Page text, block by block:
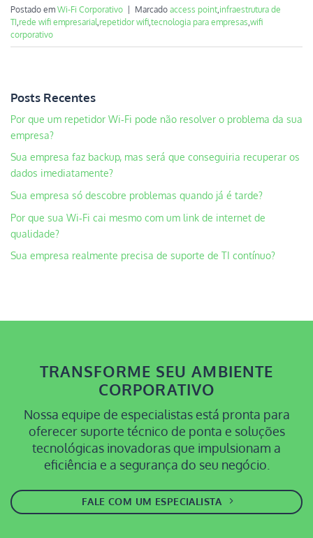
Postado em Wi‑Fi Corporativo Marcado access point,infraestrutura de
TI,rede wifi empresarial,repetidor wifi,tecnologia para empresas,wifi
corporativo
Posts Recentes
Por que um repetidor Wi‑Fi pode não resolver o problema da sua
empresa?
Sua empresa faz backup, mas será que conseguiria recuperar os
dados imediatamente?
Sua empresa só descobre problemas quando já é tarde?
Por que sua Wi‑Fi cai mesmo com um link de internet de
qualidade?
Sua empresa realmente precisa de suporte de TI contínuo?
TRANSFORME SEU AMBIENTE
CORPORATIVO
Nossa equipe de especialistas está pronta para
oferecer suporte técnico de ponta e soluções
tecnológicas inovadoras que impulsionam a
eficiência e a segurança do seu negócio.
FALE COM UM ESPECIALISTA